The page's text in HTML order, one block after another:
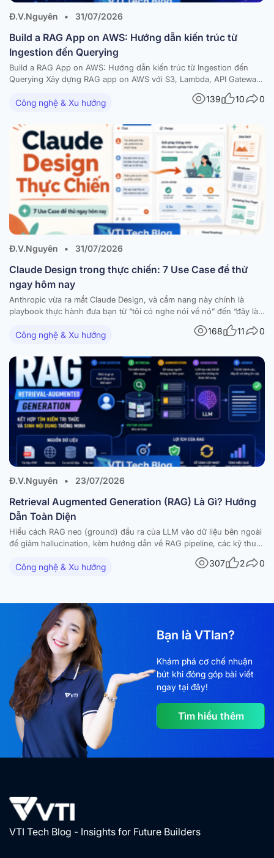
Đ.V.Nguyên • 31/07/2026
Build a RAG App on AWS: Hướng dẫn kiến trúc từ
Ingestion đến Querying
Build a RAG App on AWS: Hướng dẫn kiến trúc từ Ingestion đến
Querying Xây dựng RAG app on AWS với S3, Lambda, API Gateway,
Amazon Bedrock và vector database — kèm diagram và best
practices Trong bài viết này RAG là gì và vì sao nên build a RAG…
Công nghệ & Xu hướng 139 10 0
Đ.V.Nguyên • 31/07/2026
Claude Design trong thực chiến: 7 Use Case để thử
ngay hôm nay
Anthropic vừa ra mắt Claude Design, và cẩm nang này chính là
playbook thực hành đưa bạn từ “tôi có nghe nói về nó” đến “đây là
thứ tôi đã build được hôm nay”. Tài liệu tập hợp 7 workflow dùng-
được-ngay — mỗi workflow đi kèm hướng dẫn từng bước,…
Công nghệ & Xu hướng 168 11 0
Đ.V.Nguyên • 23/07/2026
Retrieval Augmented Generation (RAG) Là Gì? Hướng
Dẫn Toàn Diện
Hiểu cách RAG neo (ground) đầu ra của LLM vào dữ liệu bên ngoài
để giảm hallucination, kèm hướng dẫn về RAG pipeline, các kỹ thuật
nâng cao và ứng dụng thực tế. Các mô hình ngôn ngữ lớn (large
language models – LLM) đã tạo ra những bước tiến…
Công nghệ & Xu hướng 307 2 0
Bạn là VTIan?
Khám phá cơ chế nhuận
bút khi đóng góp bài viết
ngay tại đây!
Tìm hiểu thêm
VTI Tech Blog - Insights for Future Builders